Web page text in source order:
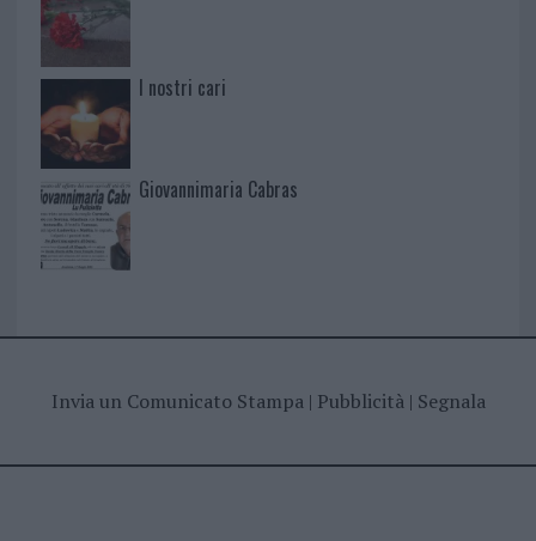
I nostri cari
Giovannimaria Cabras
Invia un Comunicato Stampa| Pubblicità| Segnala